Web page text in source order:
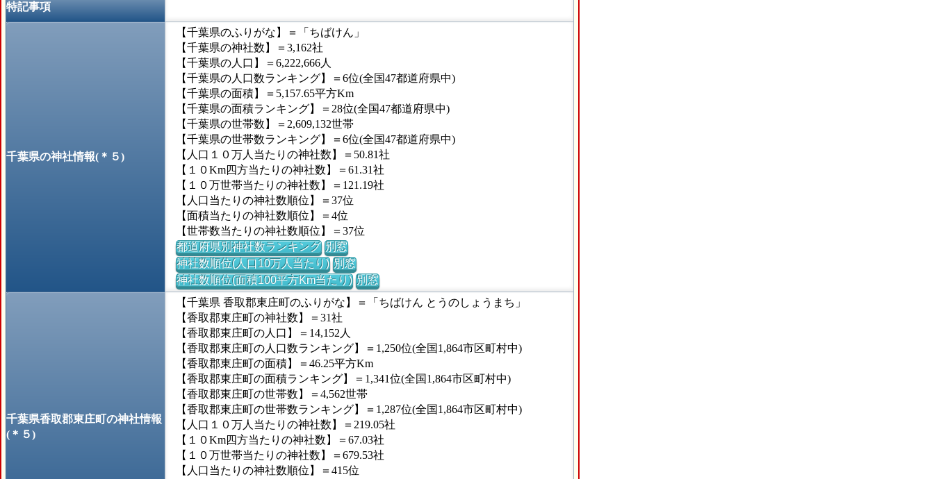
特記事項
千葉県の神社情報(＊５)
【千葉県のふりがな】＝「ちばけん」
【千葉県の神社数】＝3,162社
【千葉県の人口】＝6,222,666人
【千葉県の人口数ランキング】＝6位(全国47都道府県中)
【千葉県の面積】＝5,157.65平方Km
【千葉県の面積ランキング】＝28位(全国47都道府県中)
【千葉県の世帯数】＝2,609,132世帯
【千葉県の世帯数ランキング】＝6位(全国47都道府県中)
【人口１０万人当たりの神社数】＝50.81社
【１０Km四方当たりの神社数】＝61.31社
【１０万世帯当たりの神社数】＝121.19社
【人口当たりの神社数順位】＝37位
【面積当たりの神社数順位】＝4位
【世帯数当たりの神社数順位】＝37位
都道府県別神社数ランキング 別窓
神社数順位(人口10万人当たり) 別窓
神社数順位(面積100平方Km当たり) 別窓
千葉県香取郡東庄町の神社情報
(＊５)
【千葉県 香取郡東庄町のふりがな】＝「ちばけん とうのしょうまち」
【香取郡東庄町の神社数】＝31社
【香取郡東庄町の人口】＝14,152人
【香取郡東庄町の人口数ランキング】＝1,250位(全国1,864市区町村中)
【香取郡東庄町の面積】＝46.25平方Km
【香取郡東庄町の面積ランキング】＝1,341位(全国1,864市区町村中)
【香取郡東庄町の世帯数】＝4,562世帯
【香取郡東庄町の世帯数ランキング】＝1,287位(全国1,864市区町村中)
【人口１０万人当たりの神社数】＝219.05社
【１０Km四方当たりの神社数】＝67.03社
【１０万世帯当たりの神社数】＝679.53社
【人口当たりの神社数順位】＝415位